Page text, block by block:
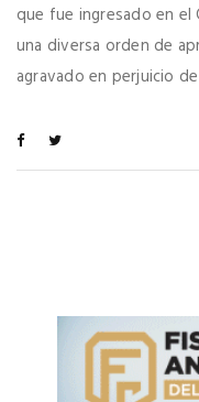
que fue ingresado en el
una diversa orden de
agravado en perjuicio